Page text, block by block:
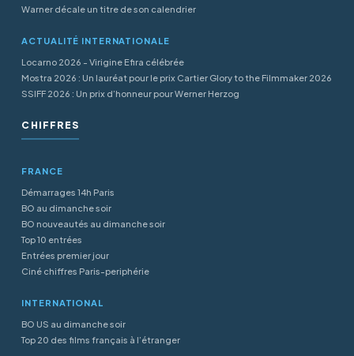
Warner décale un titre de son calendrier
ACTUALITÉ INTERNATIONALE
Locarno 2026 - Virigine Efira célébrée
Mostra 2026 : Un lauréat pour le prix Cartier Glory to the Filmmaker 2026
SSIFF 2026 : Un prix d’honneur pour Werner Herzog
CHIFFRES
FRANCE
Démarrages 14h Paris
BO au dimanche soir
BO nouveautés au dimanche soir
Top 10 entrées
Entrées premier jour
Ciné chiffres Paris-periphérie
INTERNATIONAL
BO US au dimanche soir
Top 20 des films français à l’étranger